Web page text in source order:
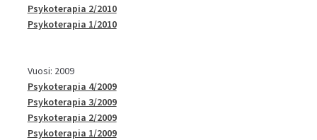
Psykoterapia 2/2010
Psykoterapia 1/2010
Vuosi: 2009
Psykoterapia 4/2009
Psykoterapia 3/2009
Psykoterapia 2/2009
Psykoterapia 1/2009